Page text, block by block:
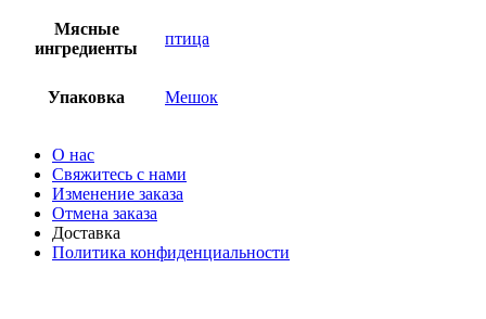
Мясные
ингредиенты
птица
Упаковка Мешок
О нас
Свяжитесь с нами
Изменение заказа
Отмена заказа
Доставка
Политика конфиденциальности